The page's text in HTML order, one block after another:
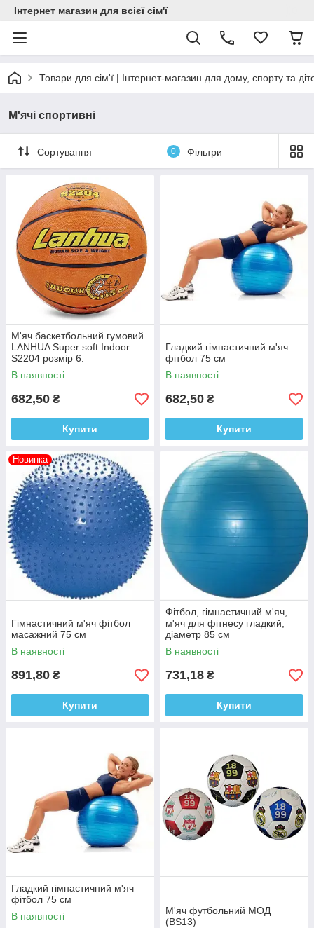
Інтернет магазин для всієї сім'ї
Товари для сім'ї | Інтернет-магазин для дому, спорту та
М'ячі спортивні
Сортування 0 Фільтри
М'яч баскетбольний гумовий
LANHUA Super soft Indoor
S2204 розмір 6.
В наявності
682,50 ₴
Купити
Гладкий гімнастичний м'яч
фітбол 75 см
В наявності
682,50 ₴
Купити
Новинка
Гімнастичний м'яч фітбол
масажний 75 см
В наявності
891,80 ₴
Купити
Фітбол, гімнастичний м'яч,
м'яч для фітнесу гладкий,
діаметр 85 см
В наявності
731,18 ₴
Купити
Гладкий гімнастичний м'яч
фітбол 75 см
В наявності
М'яч футбольний МОД
(BS13)